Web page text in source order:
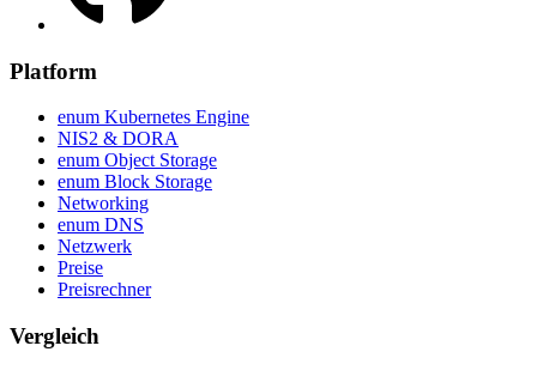
Platform
enum Kubernetes Engine
NIS2 & DORA
enum Object Storage
enum Block Storage
Networking
enum DNS
Netzwerk
Preise
Preisrechner
Vergleich